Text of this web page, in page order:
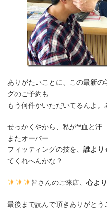
ありがたいことに、この最新
グのご予約も
もう何件かいただいてるんよ。
せっかくやから、私が**血と
またオーバー
フィッティングの技を、 誰より
てくれへんかな？
皆さんのご来店、 心より
最後まで読んで頂きありがとう